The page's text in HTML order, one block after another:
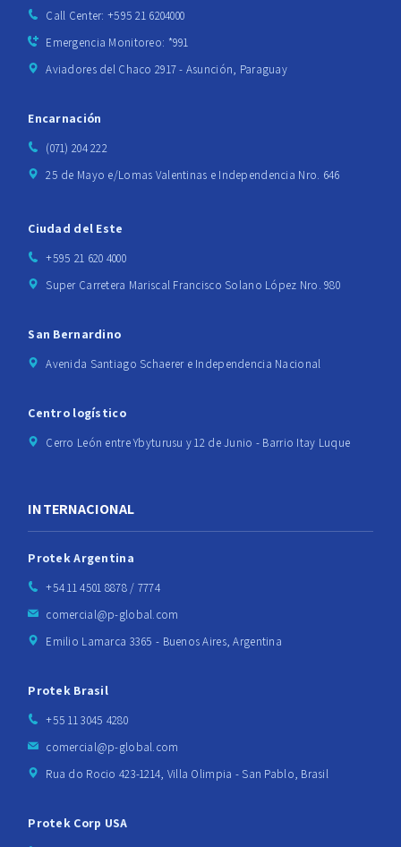
Call Center: +595 21 6204000
Emergencia Monitoreo: *991
Aviadores del Chaco 2917 - Asunción, Paraguay
Encarnación
(071) 204 222
25 de Mayo e/Lomas Valentinas e Independencia Nro. 646
Ciudad del Este
+595 21 620 4000
Super Carretera Mariscal Francisco Solano López Nro. 980
San Bernardino
Avenida Santiago Schaerer e Independencia Nacional
Centro logístico
Cerro León entre Ybyturusu y 12 de Junio - Barrio Itay Luque
INTERNACIONAL
Protek Argentina
+54 11 4501 8878 / 7774
comercial@p-global.com
Emilio Lamarca 3365 - Buenos Aires, Argentina
Protek Brasil
+55 11 3045 4280
comercial@p-global.com
Rua do Rocio 423-1214, Villa Olimpia - San Pablo, Brasil
Protek Corp USA